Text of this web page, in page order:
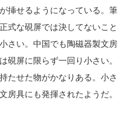
挿せるようになっている。筆
式な硯屏では決してないこと
さい。中国でも陶磁器製文房
硯屏に限らず一回り小さい。
たせた物がかなりある。小さ
房具にも発揮されたようだ。